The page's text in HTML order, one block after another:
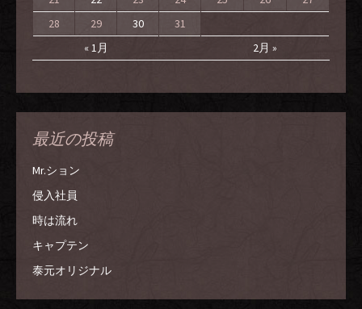
« 1月 2月 »
28
29 30 31
最近の投稿
Mr.ション
侵入社員
時は流れ
キャプテン
泰元オリジナル